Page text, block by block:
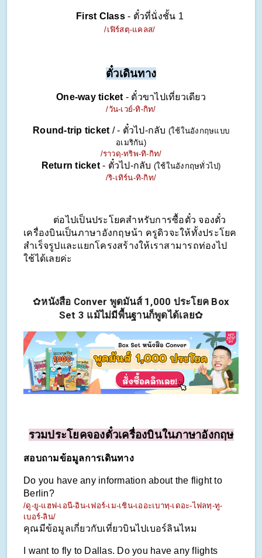
First Class - ตั๋วที่นั่งชั้น 1
/เฟิร์สตฺ-แคลส/
ตั๋วเดินทาง
One-way ticket - ตั๋วขาไปเที่ยวเดียว
/วัน-เวย์-ทิ-กิท/
Round-trip ticket / - ตั๋วไป-กลับ (ใช้ในอังกฤษแบบ
อเมริกัน)
/ราวดฺ-ทริพ-ทิ-กิท/
Return ticket - ตั๋วไป-กลับ (ใช้ในอังกฤษทั่วไป)
/ริ-เทิร์น-ทิ-กิท/
ต่อไปเป็นประโยคสำหรับการซื้อตั๋ว จองตั๋ว
เครื่องบินเป็นภาษาอังกฤษน้า ครูดิวจะให้ทั้งประโยค
สำเร็จรูปและแยกโครงสร้างให้เราสามารถท่องไป
ใช้ได้เลยค่ะ
✿หนังสือ Conver พูดมันส์ 1,000 ประโยค Box
Set 3 แม้ไม่มีพื้นฐานก็พูดได้เลย✿
รวมประโยคจองตั๋วเครื่องบินในภาษาอังกฤษ
สอบถามข้อมูลการเดินทาง
Do you have any information about the flight to
Berlin?
/ดู-ยู-แฮฟ-เอนี-อิน-เฟอร์-เม-เชิน-เออะเบาทฺ-เดอะ-ไฟลทฺ-ทู-
เบอร์-ลิน/
คุณมีข้อมูลเกี่ยวกับเที่ยวบินไปเบอร์ลินไหม
I want to fly to Dallas. Do you have any flights